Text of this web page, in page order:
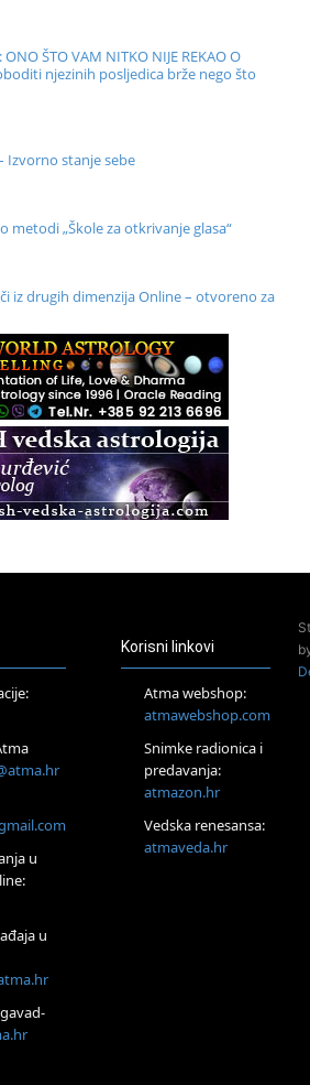
ŠTO VAM NITKO NIJE REKAO O
njezinih posljedica brže nego što
Izvorno stanje sebe
metodi „Škole za otkrivanje glasa“
iz drugih dimenzija Online – otvoreno za
tečaj, Zagreb i Online
izscjeljivanje pranom (Basic Pranic
stres
razvijanja intuicije i Akaša zapisa
hipnoterapeut — nova
Nove Zemlje
Jednodnevna radionica sistemskih
noć
u
u
Korisni linkovi
Atma webshop:
atmawebshop.com
Snimke radionica i
predavanja:
atmazon.hr
Vedska renesansa:
atmaveda.hr